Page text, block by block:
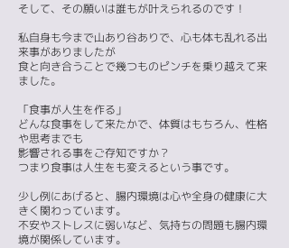
そして、その願いは誰もが叶えられるのです！
私自身も今まで山あり谷ありで、心も体も乱れる出
来事がありましたが
食と向き合うことで幾つものピンチを乗り越えて来
ました。
「食事が人生を作る」
どんな食事をして来たかで、体質はもちろん、性格
や思考までも
影響される事をご存知ですか？
つまり食事は人生をも変えるという事です。
少し例にあげると、腸内環境は心や全身の健康に大
きく関わっています。
不安やストレスに弱いなど、気持ちの問題も腸内環
境が関係しています。